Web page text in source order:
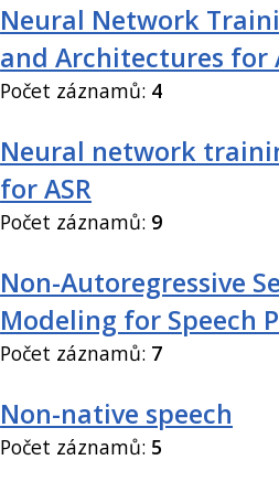
Neural Network
and Architectures for
Počet záznamů: 4
Neural network
for ASR
Počet záznamů: 9
Non-Autoregressive
Modeling for Speech
Počet záznamů: 7
Non-native speech
Počet záznamů: 5